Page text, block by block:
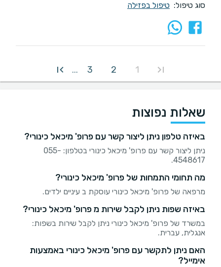
סוג טיפול: טיפול בפזילה
1
2
3
...
שאלות נפוצות
באיזה טלפון ניתן ליצור קשר עם פרופ' מיכאל כינורי?
ניתן ליצור קשר עם פרופ' מיכאל כינורי בטלפון: 055-
4548617.
מה תחומי התמחות של פרופ' מיכאל כינורי?
מרפאה של פרופ' מיכאל כינורי עוסקת ב עיניים ילדים.
באיזה שפות ניתן לקבל שירות מ פרופ' מיכאל כינורי?
במשרד של פרופ' מיכאל כינורי ניתן לקבל שירות בשפות:
אנגלית, עברית.
האם ניתן לתקשר עם פרופ' מיכאל כינורי באמצעות
אימייל?